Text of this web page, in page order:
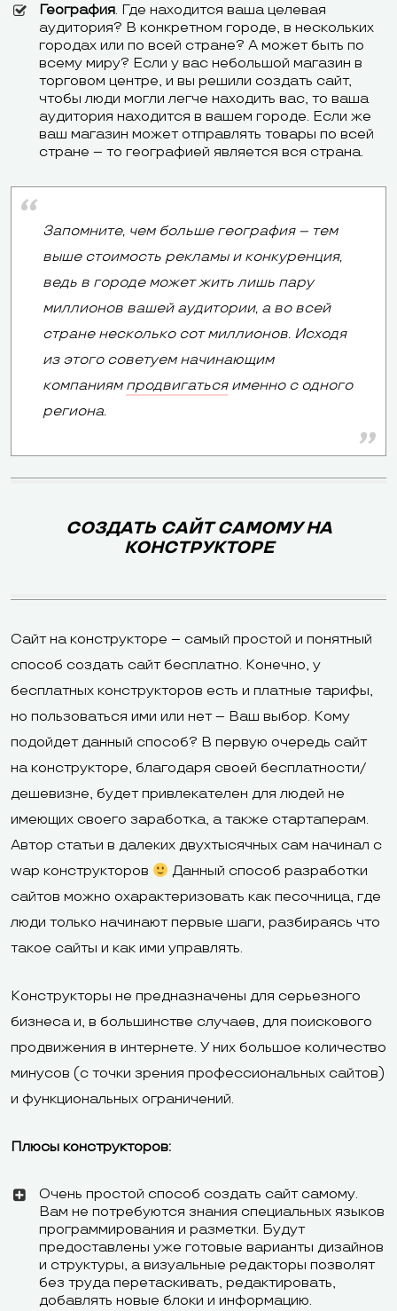
География. Где находится ваша целевая
аудитория? В конкретном городе, в нескольких
городах или по всей стране? А может быть по
всему миру? Если у вас небольшой магазин в
торговом центре, и вы решили создать сайт,
чтобы люди могли легче находить вас, то ваша
аудитория находится в вашем городе. Если же
ваш магазин может отправлять товары по всей
стране – то географией является вся страна.
Запомните, чем больше география – тем
выше стоимость рекламы и конкуренция,
ведь в городе может жить лишь пару
миллионов вашей аудитории, а во всей
стране несколько сот миллионов. Исходя
из этого советуем начинающим
компаниям продвигатьсяименно с одного
региона.
СОЗДАТЬ САЙТ САМОМУ НА
КОНСТРУКТОРЕ
Сайт на конструкторе – самый простой и понятный
способ создать сайт бесплатно. Конечно, у
бесплатных конструкторов есть и платные тарифы,
но пользоваться ими или нет – Ваш выбор. Кому
подойдет данный способ? В первую очередь сайт
на конструкторе, благодаря своей бесплатности/
дешевизне, будет привлекателен для людей не
имеющих своего заработка, а также стартаперам.
Автор статьи в далеких двухтысячных сам начинал с
wap конструкторов
Данный способ разработки
сайтов можно охарактеризовать как песочница, где
люди только начинают первые шаги, разбираясь что
такое сайты и как ими управлять.
Конструкторы не предназначены для серьезного
бизнеса и, в большинстве случаев, для поискового
продвижения в интернете. У них большое количество
минусов (с точки зрения профессиональных сайтов)
и функциональных ограничений.
Плюсы конструкторов:
Очень простой способ создать сайт самому.
Вам не потребуются знания специальных языков
программирования и разметки. Будут
предоставлены уже готовые варианты дизайнов
и структуры, а визуальные редакторы позволят
без труда перетаскивать, редактировать,
добавлять новые блоки и информацию.